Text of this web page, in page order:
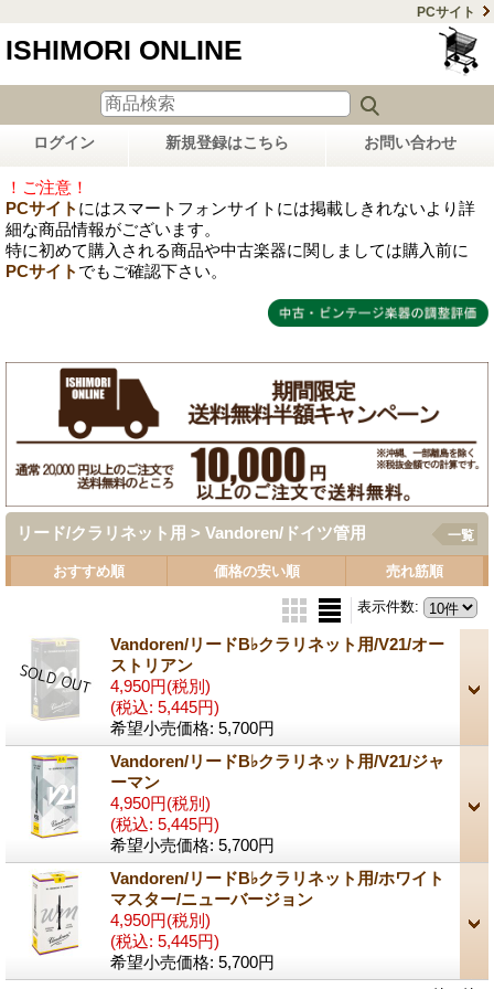
PCサイト
ISHIMORI ONLINE
ログイン 新規登録はこちら お問い合わせ
！ご注意！
PCサイト にはスマートフォンサイトには掲載しきれないより詳
細な商品情報がございます。
特に初めて購入される商品や中古楽器に関しましては購入前に
PCサイト でもご確認下さい。
リード/クラリネット用 > Vandoren/ドイツ管用 一覧
おすすめ順 価格の安い順 売れ筋順
表示件数:
Vandoren/リードB♭クラリネット用/V21/オー
ストリアン
4,950円(税別)
(税込: 5,445円)
希望小売価格: 5,700円
Vandoren/リードB♭クラリネット用/V21/ジャ
ーマン
4,950円(税別)
(税込: 5,445円)
希望小売価格: 5,700円
Vandoren/リードB♭クラリネット用/ホワイト
マスター/ニューバージョン
4,950円(税別)
(税込: 5,445円)
希望小売価格: 5,700円